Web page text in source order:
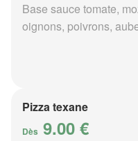
Base sauce tomate,
oignons, poivrons,
Pizza texane
Dès 9.00 €